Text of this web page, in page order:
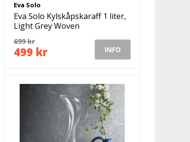
Eva Solo
Eva Solo Kylskåpskaraff 1 liter,
Light Grey Woven
699 kr
499 kr INFO